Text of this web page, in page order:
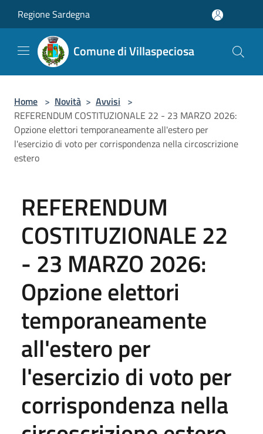
Regione Sardegna
Comune di Villaspeciosa
Home > Novità > Avvisi >
REFERENDUM COSTITUZIONALE 22 - 23 MARZO 2026:
Opzione elettori temporaneamente all'estero per
l'esercizio di voto per corrispondenza nella circoscrizione
estero
REFERENDUM
COSTITUZIONALE 22
- 23 MARZO 2026:
Opzione elettori
temporaneamente
all'estero per
l'esercizio di voto per
corrispondenza nella